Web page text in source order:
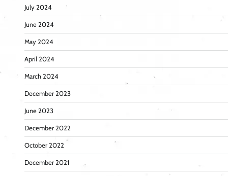
July 2024
June 2024
May 2024
April 2024
March 2024
December 2023
June 2023
December 2022
October 2022
December 2021